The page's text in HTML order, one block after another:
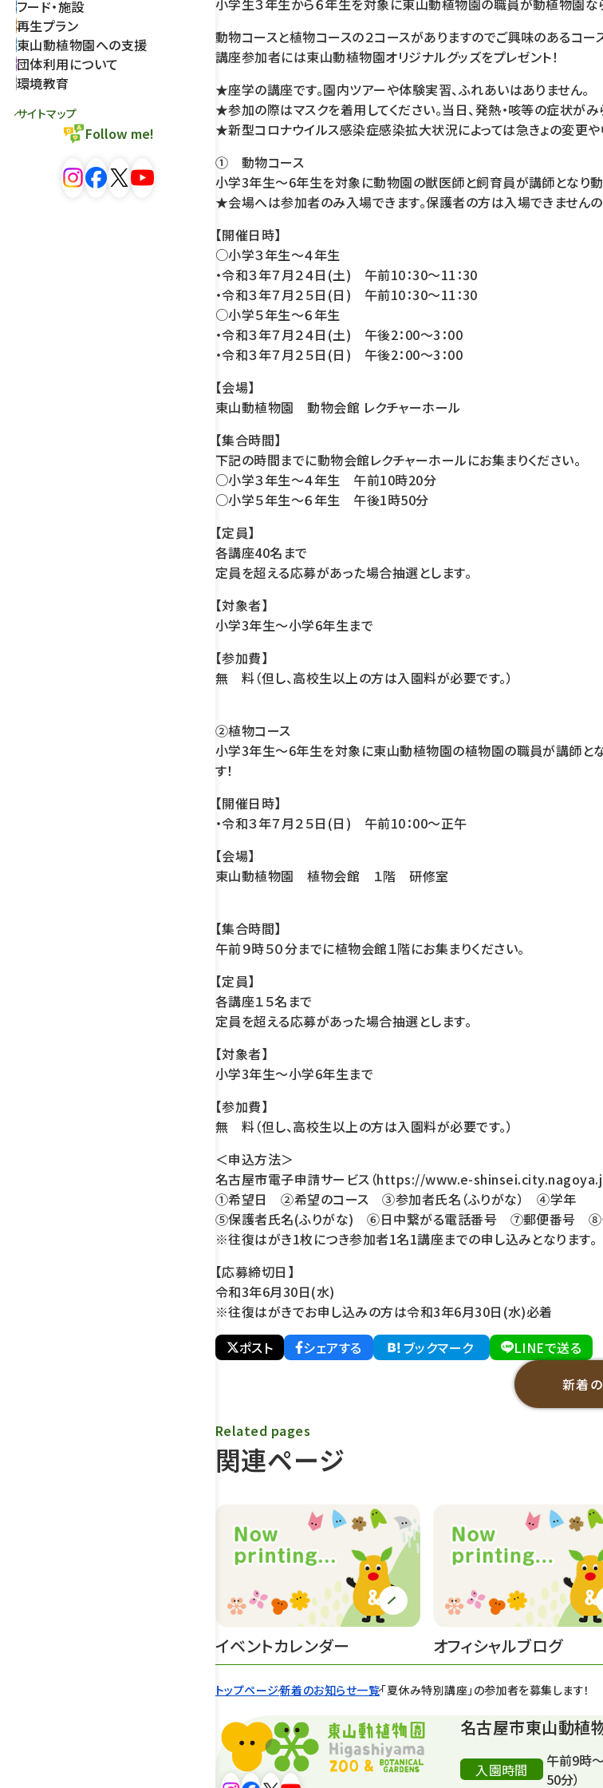
フード・施設
再生プラン
東山動植物園への支援
団体利用について
環境教育
サイトマップ
Follow me!
トップページ新着のお知らせ一覧「夏休み特別講座」の参加者を募集します！
小学生３年生から６年生を対象に東山動植物園の職員が動植物園な
動物コースと植物コースの２コースがありますのでご興味のあるコー
講座参加者には東山動植物園オリジナルグッズをプレゼント！
★座学の講座です。園内ツアーや体験実習、ふれあいはありません。
★参加の際はマスクを着用してください。当日、発熱・咳等の症状がみ
★新型コロナウイルス感染症感染拡大状況によっては急きょの変更や
① 動物コース
小学3年生～6年生を対象に動物園の獣医師と飼育員が講師となり動
★会場へは参加者のみ入場できます。保護者の方は入場できませんの
【開催日時】
○小学３年生～４年生
・令和３年７月２４日(土) 午前10：30～11：30
・令和３年７月２５日(日) 午前10：30～11：30
○小学５年生～６年生
・令和３年７月２４日(土) 午後2：00～3：00
・令和３年７月２５日(日) 午後2：00～3：00
【会場】
東山動植物園 動物会館 レクチャーホール
【集合時間】
下記の時間までに動物会館レクチャーホールにお集まりください。
○小学３年生～４年生 午前10時20分
○小学５年生～６年生 午後1時50分
【定員】
各講座40名まで
定員を超える応募があった場合抽選とします。
【対象者】
小学3年生～小学6年生まで
【参加費】
無 料（但し、高校生以上の方は入園料が必要です。）
②植物コース
小学3年生～6年生を対象に東山動植物園の植物園の職員が講師とな
す！
【開催日時】
・令和３年７月２５日(日) 午前10：00～正午
【会場】
東山動植物園 植物会館 １階 研修室
【集合時間】
午前９時５０分までに植物会館１階にお集まりください。
【定員】
各講座１５名まで
定員を超える応募があった場合抽選とします。
【対象者】
小学3年生～小学6年生まで
【参加費】
無 料（但し、高校生以上の方は入園料が必要です。）
＜申込方法＞
名古屋市電子申請サービス（https://www.e-shinsei.city.nagoya.jp/
①希望日 ②希望のコース ③参加者氏名（ふりがな） ④学年
⑤保護者氏名(ふりがな) ⑥日中繋がる電話番号 ⑦郵便番号 ⑧
※往復はがき1枚につき参加者1名1講座までの申し込みとなります。
【応募締切日】
令和3年6月30日(水)
※往復はがきでお申し込みの方は令和3年6月30日(水)必着
ポスト
シェアする ブックマーク
LINEで送る
新着
関連ページ
Related pages
イベントカレンダー オフィシャルブログ
名古屋市東山動植
入園時間
午前9時
50分）